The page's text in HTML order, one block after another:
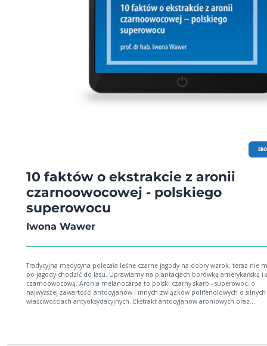
10 faktów o ekstrakcie z aronii
czarnoowocowej - polskiego
superowocu
Iwona Wawer
Tradycyjna medycyna polecała leśne czarne jagody na dobry wzrok, teraz nie
po jagody chodzić do lasu. Uprawiamy na plantacjach borówkę amerykańską i
czarnoowocową. Aronia melanocarpa to polski czarny skarb - superowoc, o
najwyższej zawartości antocyjanów i innych związków polifenolowych o silnych
właściwościach antyoksydacyjnych. Ekstrakt antocyjanów aroniowych oraz